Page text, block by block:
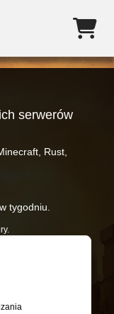
serwerów
Rust,
tygodniu.